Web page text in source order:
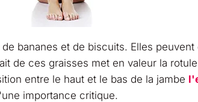
bananes et de biscuits. Elles
de ces graisses met en valeur la
entre le haut et le bas de la jambe
importance critique.